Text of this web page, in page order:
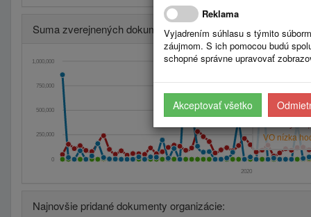
Suma zverejnených dokumentov po kvartaloch
0
250,000
500,000
750,000
1,000,000
2020
2023
Objednávky:
VO nízka
Najnovšie pridané dokumenty organizácie:
Reklama
Vyjadrením súhlasu s týmito
záujmom. S ich pomocou budú
schopné správne upravovať
Akceptovať všetko